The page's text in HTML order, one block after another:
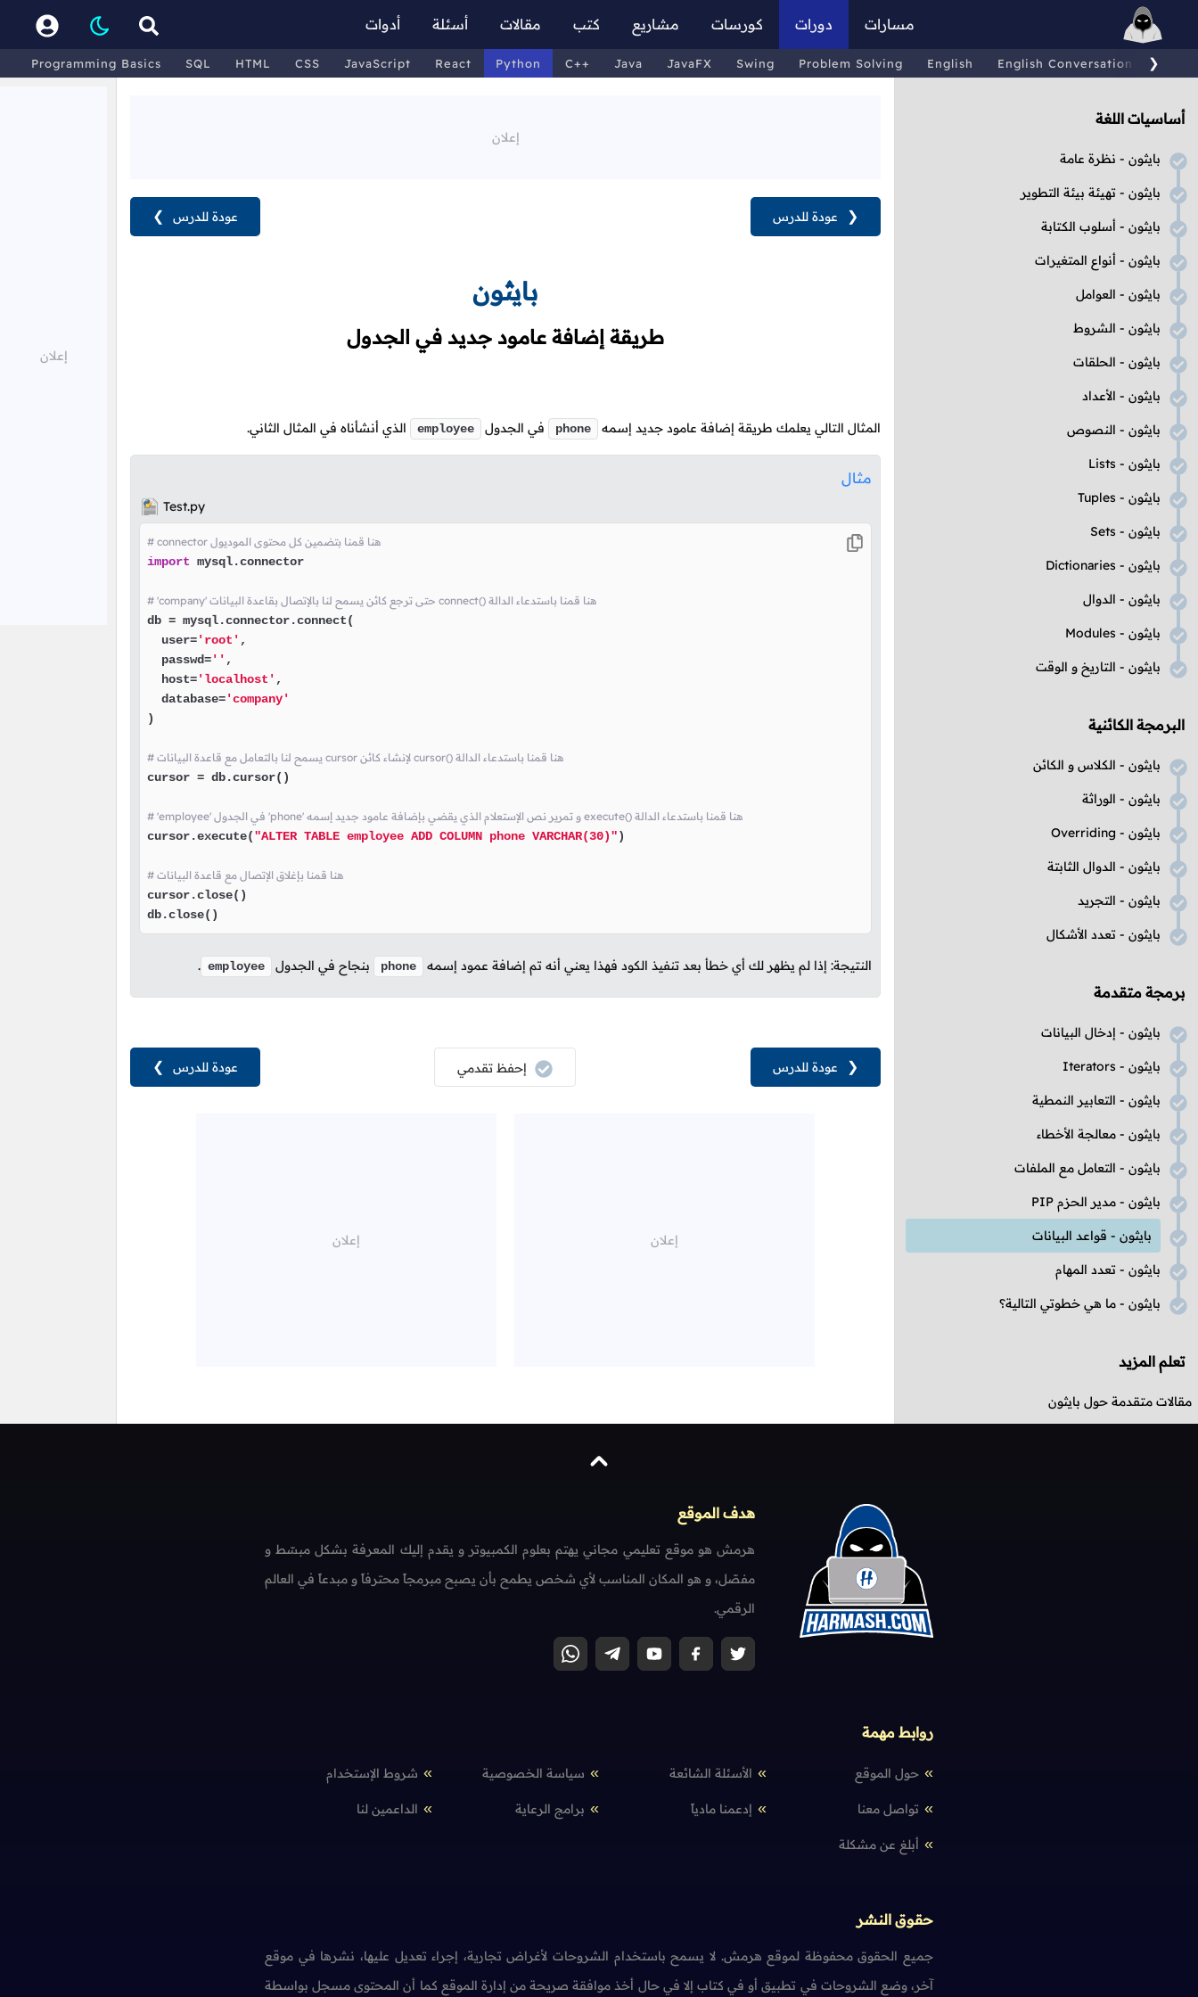
مسارات دورات كورسات مشاريع كتب مقالات أسئلة أدوات
Programming Basics SQL HTML CSS JavaScript React Python C++ Java JavaFX Swing Problem Solving English English Conversations ❯
أساسيات اللغة
بايثون - نظرة عامة
بايثون - تهيئة بيئة التطوير
بايثون - أسلوب الكتابة
بايثون - أنواع المتغيرات
بايثون - العوامل
بايثون - الشروط
بايثون - الحلقات
بايثون - الأعداد
بايثون - النصوص
بايثون - Lists
بايثون - Tuples
بايثون - Sets
بايثون - Dictionaries
بايثون - الدوال
بايثون - Modules
بايثون - التاريخ و الوقت
البرمجة الكائنية
بايثون - الكلاس و الكائن
بايثون - الوراثة
بايثون - Overriding
بايثون - الدوال الثابتة
بايثون - التجريد
بايثون - تعدد الأشكال
برمجة متقدمة
بايثون - إدخال البيانات
بايثون - Iterators
بايثون - التعابير النمطية
بايثون - معالجة الأخطاء
بايثون - التعامل مع الملفات
بايثون - مدير الحزم PIP
بايثون - قواعد البيانات
بايثون - تعدد المهام
بايثون - ما هي خطوتي التالية؟
تعلم المزيد
مقالات متقدمة حول بايثون
عودة للدرس ❯ ❮ عودة للدرس
بايثون
طريقة إضافة عامود جديد في الجدول
المثال التالي يعلمك طريقة إضافة عامود جديد إسمه phone في الجدول employee الذي أنشأناه في المثال الثاني.
مثال
Test.py
# connector هنا قمنا بتضمين كل محتوى الموديول
import mysql.connector
# 'company' حتى ترجع كائن يسمح لنا بالإتصال بقاعدة البيانات connect() هنا قمنا باستدعاء الدالة
db = mysql.connector.connect(
  user=
'root' ,
  passwd=
'' ,
  host=
'localhost' ,
  database=
'company'
)
# يسمح لنا بالتعامل مع قاعدة البيانات cursor لإنشاء كائن cursor() هنا قمنا باستدعاء الدالة
cursor = db.cursor()
# 'employee' في الجدول 'phone' و تمرير نص الإستعلام الذي يقضي بإضافة عامود جديد إسمه execute() هنا قمنا باستدعاء الدالة
cursor.execute("ALTER TABLE employee ADD COLUMN phone VARCHAR(30)")
# هنا قمنا بإغلاق الإتصال مع قاعدة البيانات
cursor.close()
db.close()
النتيجة: إذا لم يظهر لك أي خطأ بعد تنفيذ الكود فهذا يعني أنه تم إضافة عمود إسمه phone بنجاح في الجدول employee
.
عودة للدرس ❯ إحفظ تقدمي ❮ عودة للدرس
هدف الموقع
هرمش هو موقع تعليمي مجاني يهتم بعلوم الكمبيوتر و يقدم إليك المعرفة بشكل مبسّط و
مفصّل، و هو المكان المناسب لأي شخص يطمح بأن يصبح مبرمجاً محترفاً و مبدعاً في العالم
الرقمي.
روابط مهمة
حول الموقع الأسئلة الشائعة سياسة الخصوصية شروط الإستخدام
تواصل معنا إدعمنا مادياً برامج الرعاية الداعمين لنا
أبلغ عن مشكلة
حقوق النشر
جميع الحقوق محفوظة لموقع هرمش. لا يسمح باستخدام الشروحات لأغراض تجارية، إجراء تعديل عليها، نشرها في موقع
آخر، وضع الشروحات في تطبيق أو في كتاب إلا في حال أخذ موافقة صريحة من إدارة الموقع كما أن المحتوى مسجل بواسطة